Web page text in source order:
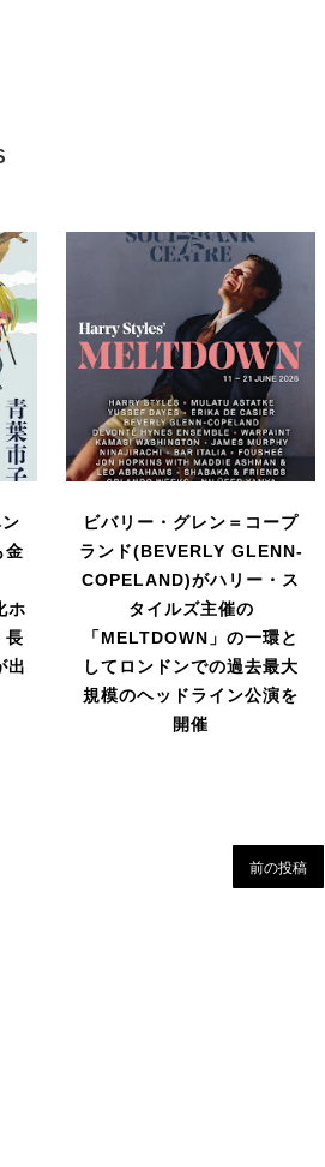
金
ホ
出
ビバリー・グレン＝コープ
ランド(BEVERLY GLENN-
COPELAND)がハリー・ス
タイルズ主催の
「MELTDOWN」の一環と
してロンドンでの過去最大
規模のヘッドライン公演を
開催
前の投稿